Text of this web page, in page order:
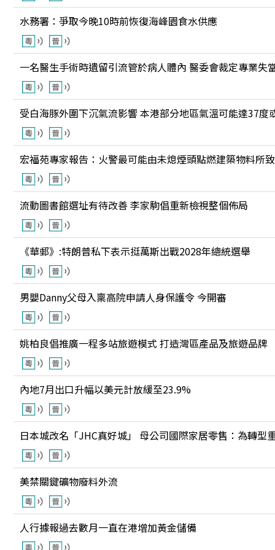
水務署：爭取今晚10時前恢復海峰園食水供應
一名醫生手術時遺留引流管於病人體內 醫委會裁定專業失
受白海豚外圍下沉氣流影響 本港部分地區氣溫可能達37度
宏福苑專家報告：火警最可能由未熄煙頭點燃建築物料所致
流動圖書館選址有待改善 李家駒倡重新檢視整個佈局
《華郵》:特朗普私下表示挺萬斯出戰2028年總統選舉
男嬰Danny父母入稟高院申請人身保護令 今開審
姚柏良倡推廣一程多站旅遊模式 打造灣區產品及旅遊品牌
內地7月出口升幅以美元計放緩至23.9%
日本城改名「JHC真好城」 母公司國際家居零售：為轉型
美禁關鍵礦物廢料外流
人行據報過去數月一直在港增加黃金儲備